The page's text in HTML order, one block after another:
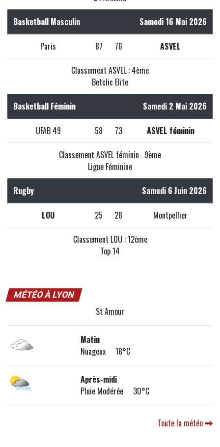
Basketball Masculin Samedi 16 Mai 2026
Paris 87 76 ASVEL
Classement ASVEL : 4ème
Betclic Elite
Basketball Féminin Samedi 2 Mai 2026
UFAB 49 58 73 ASVEL féminin
Classement ASVEL féminin : 9ème
Ligue Féminine
Rugby Samedi 6 Juin 2026
LOU 25 28 Montpellier
Classement LOU : 12ème
Top 14
MÉTÉO À LYON
St Amour
Matin
Nuageux 18°C
Après-midi
Pluie Modérée 30°C
Toute la météo